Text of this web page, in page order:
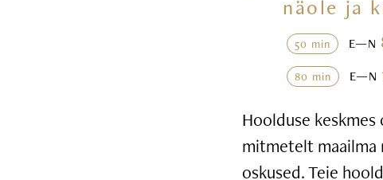
näole ja
50 min E—N
80 min E—N
Hoolduse keskmes
mitmetelt maailma
oskused. Teie